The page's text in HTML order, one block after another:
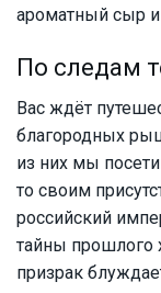
ароматный сыр
По следам
Вас ждёт
благородных
из них мы
то своим
российский
тайны прошлого
призрак